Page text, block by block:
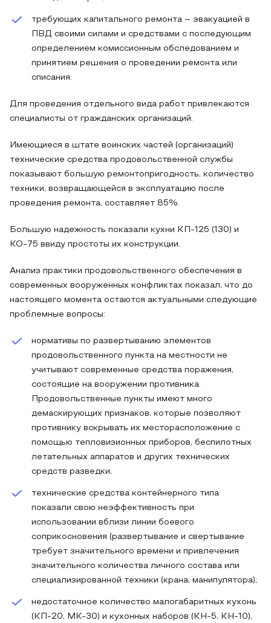
требующих капитального ремонта – эвакуацией в
ПВД своими силами и средствами с последующим
определением комиссионным обследованием и
принятием решения о проведении ремонта или
списания.
Для проведения отдельного вида работ привлекаются
специалисты от гражданских организаций.
Имеющиеся в штате воинских частей (организаций)
технические средства продовольственной службы
показывают большую ремонтопригодность, количество
техники, возвращающейся в эксплуатацию после
проведения ремонта, составляет 85%.
Большую надежность показали кухни КП-125 (130) и
КО-75 ввиду простоты их конструкции.
Анализ практики продовольственного обеспечения в
современных вооруженных конфликтах показал, что до
настоящего момента остаются актуальными следующие
проблемные вопросы:
нормативы по развертыванию элементов
продовольственного пункта на местности не
учитывают современные средства поражения,
состоящие на вооружении противника.
Продовольственные пункты имеют много
демаскирующих признаков, которые позволяют
противнику вскрывать их месторасположение с
помощью тепловизионных приборов, беспилотных
летательных аппаратов и других технических
средств разведки;
технические средства контейнерного типа
показали свою неэффективность при
использовании вблизи линии боевого
соприкосновения (развертывание и свертывание
требует значительного времени и привлечения
значительного количества личного состава или
специализированной техники (крана, манипулятора);
недостаточное количество малогабаритных кухонь
(КП-20, МК-30) и кухонных наборов (КН-5, КН-10),